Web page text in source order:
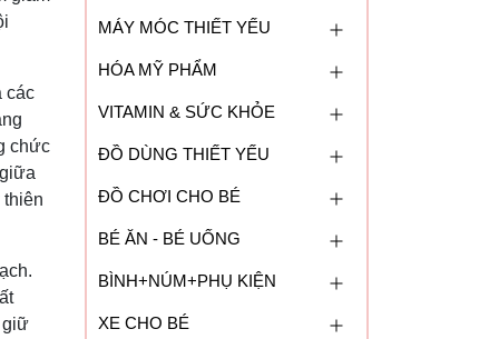
các
chức
giữ
MÁY MÓC THIẾT YẾU
HÓA MỸ PHẨM
VITAMIN & SỨC KHỎE
ĐỒ DÙNG THIẾT YẾU
ĐỒ CHƠI CHO BÉ
BÉ ĂN - BÉ UỐNG
BÌNH+NÚM+PHỤ KIỆN
XE CHO BÉ